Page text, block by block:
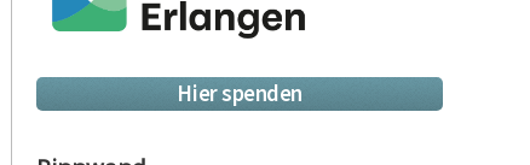
Hier spenden